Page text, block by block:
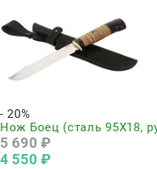
- 20%
Нож Боец (сталь 95Х18,
5 690 ₽
4 550 ₽